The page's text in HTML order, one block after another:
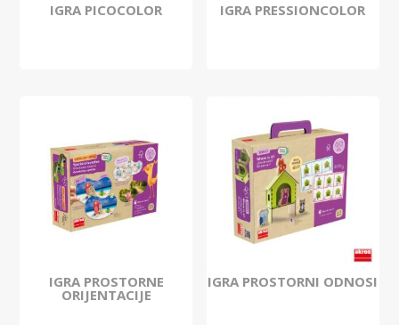
IGRA PICOCOLOR IGRA PRESSIONCOLOR
IGRA PROSTORNE
ORIJENTACIJE
IGRA PROSTORNI ODNOSI